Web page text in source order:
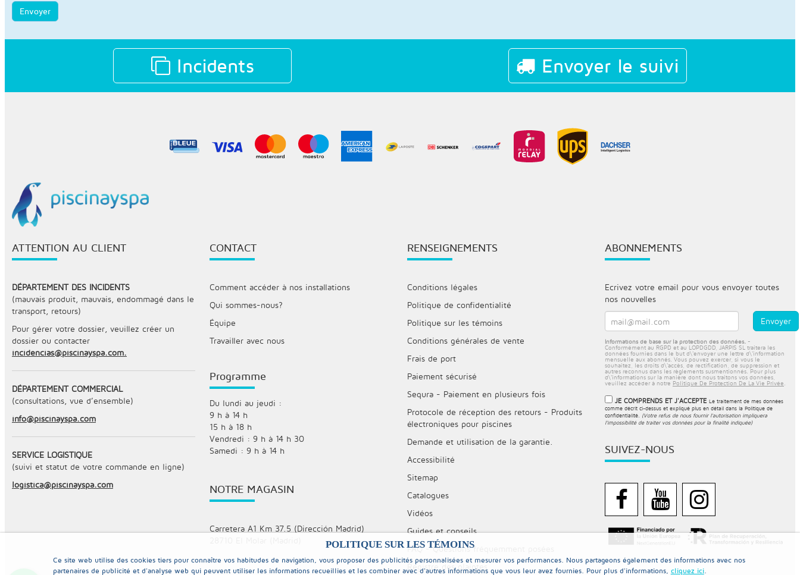
POLITIQUE SUR LES TÉMOINS
Ce site web utilise des cookies tiers pour connaître vos habitudes de navigation, vous proposer des publicités personnalisées et mesurer vos performances. Nous partageons également des informations avec nos
partenaires de publicité et d'analyse web qui peuvent utiliser les informations recueillies et les combiner avec d'autres informations que vous leur avez fournies. Pour plus d'informations, cliquez ici.
Envoyer
Incidents Envoyer le suivi
ATTENTION AU CLIENT
DÉPARTEMENT DES INCIDENTS
(mauvais produit, mauvais, endommagé dans le
transport, retours)
Pour gérer votre dossier, veuillez créer un
dossier ou contacter
incidencias@piscinayspa.com.
DÉPARTEMENT COMMERCIAL
(consultations, vue d’ensemble)
info@piscinayspa.com
SERVICE LOGISTIQUE
(suivi et statut de votre commande en ligne)
logistica@piscinayspa.com
CONTACT
Comment accéder à nos installations
Qui sommes-nous?
Équipe
Travailler avec nous
Programme
Du lundi au jeudi :
9 h à 14 h
15 h à 18 h
Vendredi : 9 h à 14 h 30
Samedi : 9 h à 14 h
NOTRE MAGASIN
Carretera A1 Km 37.5 (Dirección Madrid)
RENSEIGNEMENTS
Conditions légales
Politique de confidentialité
Politique sur les témoins
Conditions générales de vente
Frais de port
Paiement sécurisé
Sequra - Paiement en plusieurs fois
Protocole de réception des retours - Produits
électroniques pour piscines
Demande et utilisation de la garantie.
Accessibilité
Sitemap
Catalogues
Vidéos
Guides et conseils
FAQ - Questions fréquemment posées
Registre des plaintes
ABONNEMENTS
Ecrivez votre email pour vous envoyer toutes
nos nouvelles
Informations de base sur la protection des données. -
Conformément au RGPD et au LOPDGDD, JARPIS SL traitera les
données fournies dans le but d\'envoyer une lettre d\'information
mensuelle aux abonnés. Vous pouvez exercer, si vous le
souhaitez, les droits d\'accès, de rectification, de suppression et
autres reconnus dans les règlements susmentionnés. Pour plus
d\'informations sur la manière dont nous traitons vos données,
veuillez accéder à notre Politique De Protection De La Vie Privée
JE COMPRENDS ET J'ACCEPTE Le traitement de mes données
comme décrit ci-dessus et expliqué plus en détail dans la Politique de
confidentialité. (Votre refus de nous fournir l'autorisation impliquera
l'impossibilité de traiter vos données pour la finalité indiquée)
SUIVEZ-NOUS